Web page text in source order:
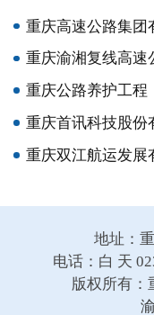
地址：
电话：白 天
版权所有：